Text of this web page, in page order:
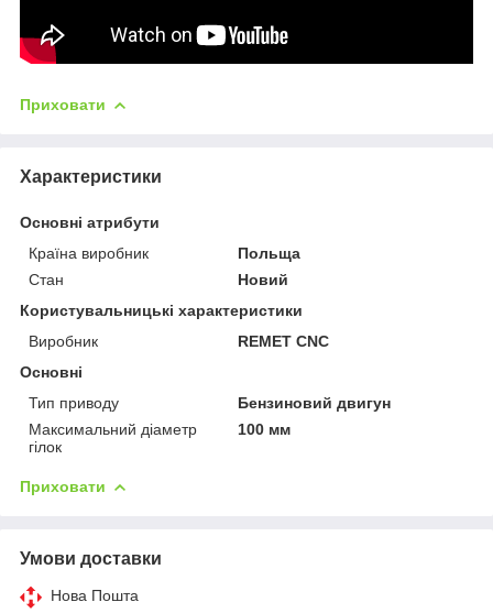
Приховати
Характеристики
Основні атрибути
Країна виробник
Польща
Стан
Новий
Користувальницькі характеристики
Виробник
REMET CNC
Основні
Тип приводу
Бензиновий двигун
Максимальний діаметр
гілок
100 мм
Приховати
Умови доставки
Нова Пошта